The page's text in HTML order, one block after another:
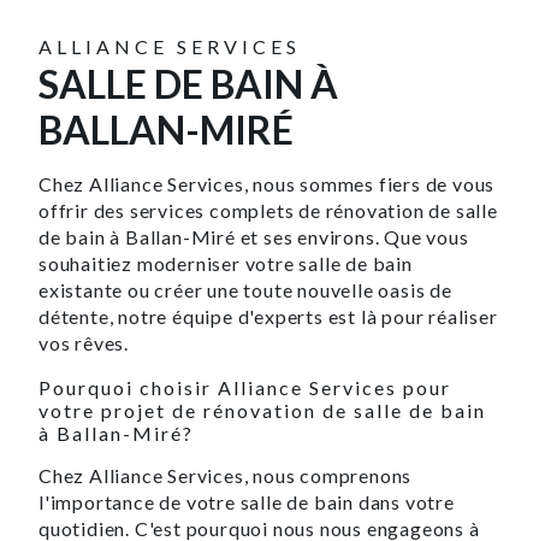
ALLIANCE SERVICES
SALLE DE BAIN À
BALLAN-MIRÉ
Chez Alliance Services, nous sommes fiers de vous
offrir des services complets de rénovation de salle
de bain à Ballan-Miré et ses environs. Que vous
souhaitiez moderniser votre salle de bain
existante ou créer une toute nouvelle oasis de
détente, notre équipe d'experts est là pour réaliser
vos rêves.
Pourquoi choisir Alliance Services pour
votre projet de rénovation de salle de bain
à Ballan-Miré?
Chez Alliance Services, nous comprenons
l'importance de votre salle de bain dans votre
quotidien. C'est pourquoi nous nous engageons à